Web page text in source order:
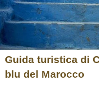
Guida turistica di
blu del Marocco